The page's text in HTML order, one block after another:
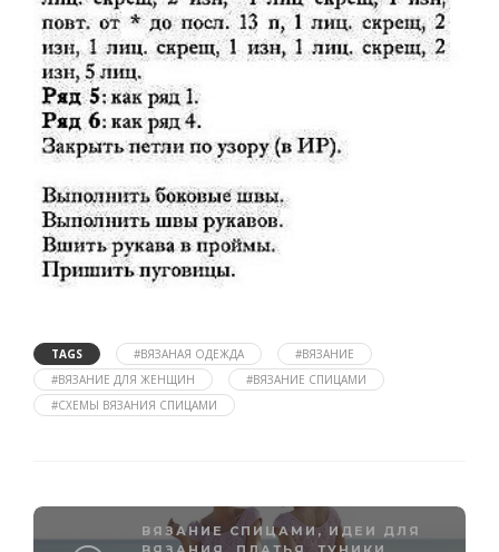
TAGS #ВЯЗАНАЯ ОДЕЖДА
#ВЯЗАНИЕ
#ВЯЗАНИЕ ДЛЯ ЖЕНЩИН
#ВЯЗАНИЕ СПИЦАМИ
#СХЕМЫ ВЯЗАНИЯ СПИЦАМИ
ВЯЗАНИЕ СПИЦАМИ, ИДЕИ ДЛЯ